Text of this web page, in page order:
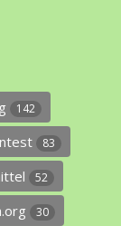
142
83
52
30